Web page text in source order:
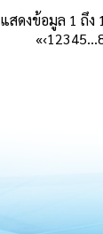
แสดงข้อมูล 1 ถึง
«‹12345…